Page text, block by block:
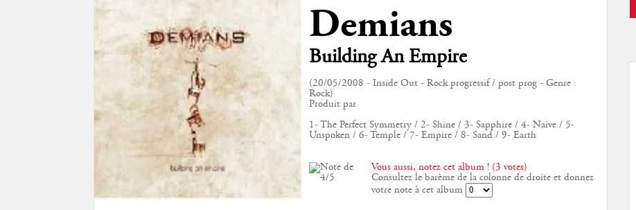
Demians
Building An Empire
(20/05/2008 - Inside Out - Rock progressif / post prog - Genre :
Rock)
Produit par
1- The Perfect Symmetry / 2- Shine / 3- Sapphire / 4- Naive / 5-
Unspoken / 6- Temple / 7- Empire / 8- Sand / 9- Earth
Vous aussi, notez cet album ! (3 votes)
Consultez le barème de la colonne de droite et donnez
votre note à cet album